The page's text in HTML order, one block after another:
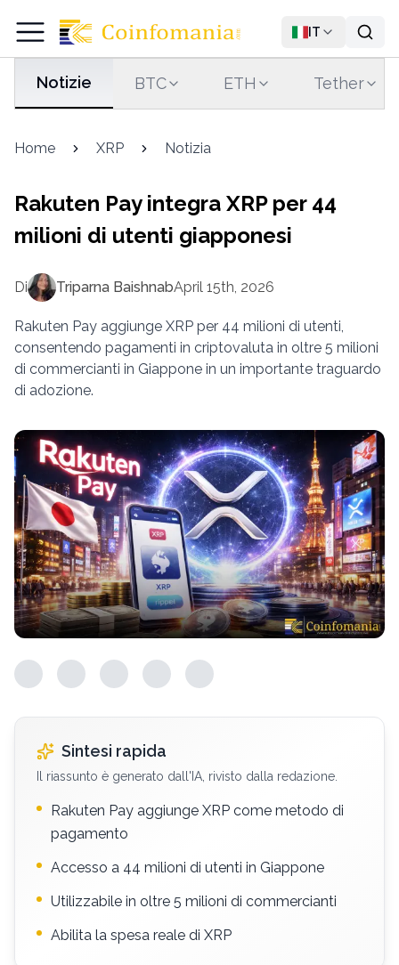
IT
Notizie BTC ETH Tether
Home XRP Notizia
Rakuten Pay integra XRP per 44
milioni di utenti giapponesi
Di Triparna BaishnabApril 15th, 2026
Rakuten Pay aggiunge XRP per 44 milioni di utenti,
consentendo pagamenti in criptovaluta in oltre 5 milioni
di commercianti in Giappone in un importante traguardo
di adozione.
Sintesi rapida
Il riassunto è generato dall'IA, rivisto dalla redazione.
Rakuten Pay aggiunge XRP come metodo di
pagamento
Accesso a 44 milioni di utenti in Giappone
Utilizzabile in oltre 5 milioni di commercianti
Abilita la spesa reale di XRP